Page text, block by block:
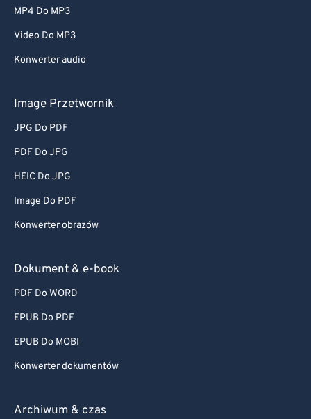
MP4 Do MP3
Video Do MP3
Konwerter audio
Image Przetwornik
JPG Do PDF
PDF Do JPG
HEIC Do JPG
Image Do PDF
Konwerter obrazów
Dokument & e-book
PDF Do WORD
EPUB Do PDF
EPUB Do MOBI
Konwerter dokumentów
Archiwum & czas